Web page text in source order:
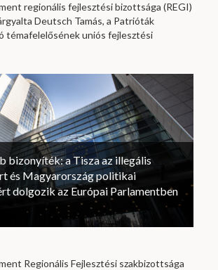
regionális fejlesztési bizottsága (REGI)
Deutsch Tamás, a Patrióták
témafelelősének uniós fejlesztési
bizonyíték: a Tisza az illegális
és Magyarország politikai
dolgozik az Európai Parlamentben
Regionális Fejlesztési szakbizottsága